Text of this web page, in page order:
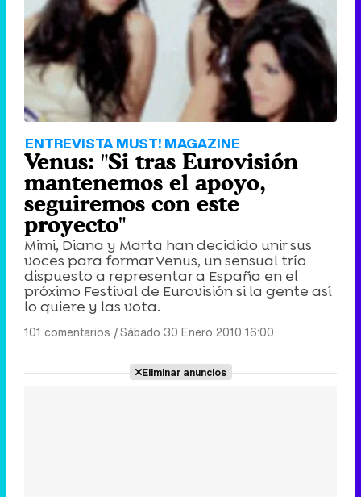
ENTREVISTA MUST! MAGAZINE
Venus: "Si tras Eurovisión
mantenemos el apoyo,
seguiremos con este
proyecto"
Mimi, Diana y Marta han decidido unir sus
voces para formar Venus, un sensual trío
dispuesto a representar a España en el
próximo Festival de Eurovisión si la gente así
lo quiere y las vota.
101 comentarios |Sábado 30 Enero 2010 16:00
Eliminar anuncios